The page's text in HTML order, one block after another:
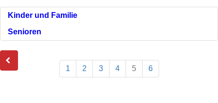
Kinder und Familie
Senioren
1 2 3 4 5 6